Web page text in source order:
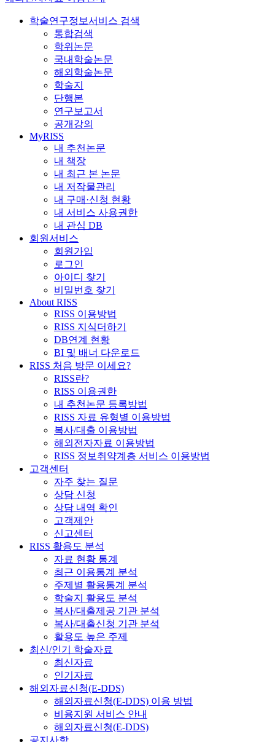
학술연구정보서비스 검색
통합검색
학위논문
국내학술논문
해외학술논문
학술지
단행본
연구보고서
공개강의
MyRISS
내 추천논문
내 책장
내 최근 본 논문
내 저작물관리
내 구매·신청 현황
내 서비스 사용권한
내 관심 DB
회원서비스
회원가입
로그인
아이디 찾기
비밀번호 찾기
About RISS
RISS 이용방법
RISS 지식더하기
DB연계 현황
BI 및 배너 다운로드
RISS 처음 방문 이세요?
RISS란?
RISS 이용권한
내 추천논문 등록방법
RISS 자료 유형별 이용방법
복사/대출 이용방법
해외전자자료 이용방법
RISS 정보취약계층 서비스 이용방법
고객센터
자주 찾는 질문
상담 신청
상담 내역 확인
고객제안
신고센터
RISS 활용도 분석
자료 현황 통계
최근 이용통계 분석
주제별 활용통계 분석
학술지 활용도 분석
복사/대출제공 기관 분석
복사/대출신청 기관 분석
활용도 높은 주제
최신/인기 학술자료
최신자료
인기자료
해외자료신청(E-DDS)
해외자료신청(E-DDS) 이용 방법
비용지원 서비스 안내
해외자료신청(E-DDS)
공지사항